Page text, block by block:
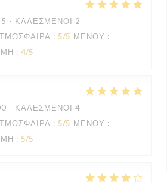
- ΚΑΛΕΣΜΈΝΟΙ 2
: 5/5 ΜΕΝΟΎ :
: 4/5
- ΚΑΛΕΣΜΈΝΟΙ 4
: 5/5 ΜΕΝΟΎ :
: 5/5